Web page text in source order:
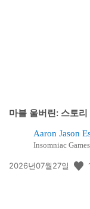
마블 울버린: 스토
Aaron Jason
Insomniac
공
2026년07월27일